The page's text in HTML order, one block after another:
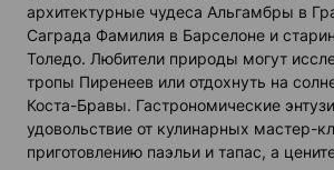
архитектурные чудеса Альгамбры в
Саграда Фамилия в Барселоне и
Толедо. Любители природы могут
тропы Пиренеев или отдохнуть на
Коста-Бравы. Гастрономические
удовольствие от кулинарных мастер-
приготовлению паэльи и тапас, а